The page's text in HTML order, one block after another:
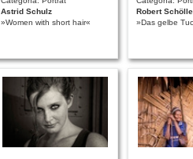
Astrid Schulz
»Women with short hair«
Robert
»Das gelbe